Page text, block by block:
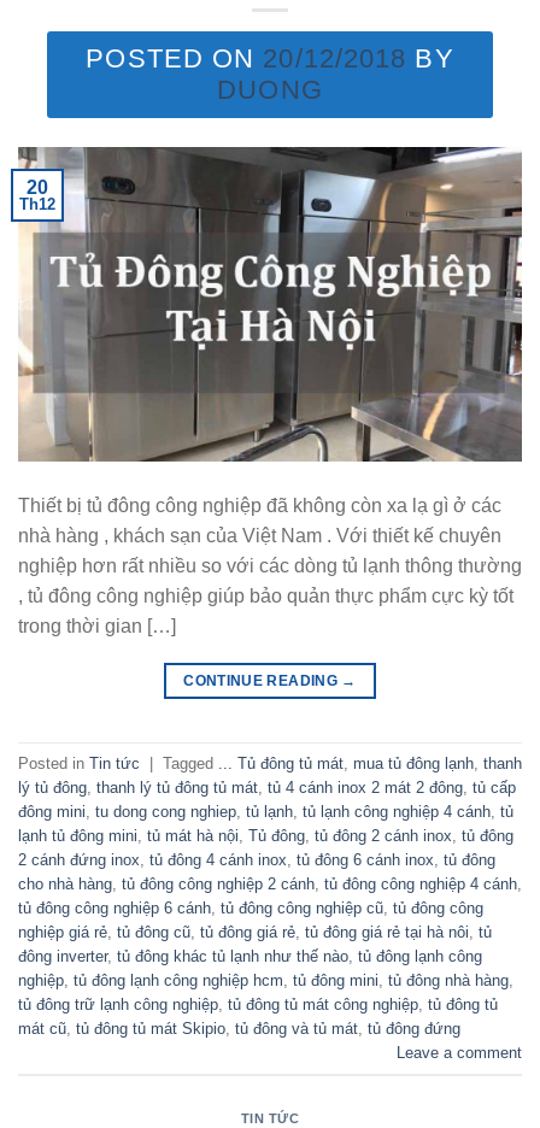
POSTED ON 20/12/2018 BY
DUONG
20
Th12
Thiết bị tủ đông công nghiệp đã không còn xa lạ gì ở các
nhà hàng , khách sạn của Việt Nam . Với thiết kế chuyên
nghiệp hơn rất nhiều so với các dòng tủ lạnh thông thường
, tủ đông công nghiệp giúp bảo quản thực phẩm cực kỳ tốt
trong thời gian […]
CONTINUE READING →
Posted in Tin tức | Tagged ... Tủ đông tủ mát mua tủ đông lạnh thanh
lý tủ đông thanh lý tủ đông tủ mát tủ 4 cánh inox 2 mát 2 đông tủ cấp
đông mini tu dong cong nghiep tủ lạnh tủ lạnh công nghiệp 4 cánh tủ
lạnh tủ đông mini tủ mát hà nội Tủ đông tủ đông 2 cánh inox tủ đông
2 cánh đứng inox tủ đông 4 cánh inox tủ đông 6 cánh inox tủ đông
cho nhà hàng tủ đông công nghiệp 2 cánh tủ đông công nghiệp 4 cánh
tủ đông công nghiệp 6 cánh tủ đông công nghiệp cũ tủ đông công
nghiệp giá rẻ tủ đông cũ tủ đông giá rẻ tủ đông giá rẻ tại hà nôi tủ
đông inverter, tủ đông khác tủ lạnh như thế nào tủ đông lạnh công
nghiệp tủ đông lạnh công nghiệp hcm tủ đông mini tủ đông nhà hàng
tủ đông trữ lạnh công nghiệp tủ đông tủ mát công nghiệp tủ đông tủ
mát cũ tủ đông tủ mát Skipio tủ đông và tủ mát tủ đông đứng
Leave a comment
TIN TỨC